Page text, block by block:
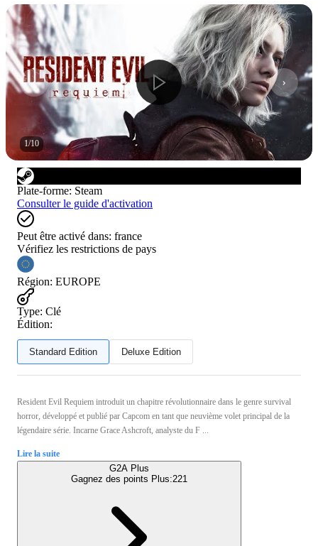
1/10
Plate-forme: Steam
Consulter le guide d'activation
Peut être activé dans: france
Vérifiez les restrictions de pays
Région: EUROPE
Type: Clé
Édition:
Standard Edition Deluxe Edition
Resident Evil Requiem introduit un chapitre révolutionnaire dans le genre survival
horror, développé et publié par Capcom en tant que neuvième volet principal de la
légendaire série. Incarne Grace Ashcroft, analyste du F ...
Lire la suite
G2A Plus
Gagnez des points Plus:221